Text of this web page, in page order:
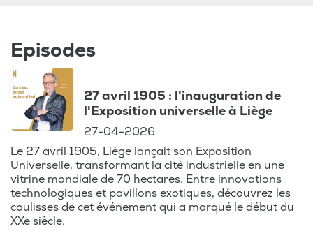
Que ce soit le jour où Martin Luther King a
prononcé le célèbre "I Have a Dream", la
sortie du film "Les dents de la mer" ou le
premier vol dans escale entre New-York et
Paris, ce podcast vous propose un voyage
dans le temps au cœur des événements
qui ont façonné notre monde et notre
Belgique. Plongez dans l’atmosphère de
ces époques et redécouvrez les actualités
qui ont fait la une des journaux, tout en
Episodes
27 avril 1905 : l'inauguration de
l'Exposition universelle à Liège
27-04-2026
Le 27 avril 1905, Liège lançait son Exposition
Universelle, transformant la cité industrielle en une
vitrine mondiale de 70 hectares. Entre innovations
technologiques et pavillons exotiques, découvrez les
coulisses de cet événement qui a marqué le début du
XXe siècle.